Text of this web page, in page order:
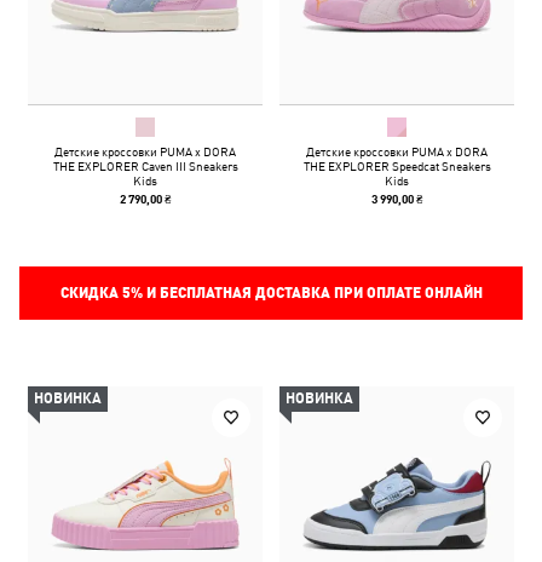
Детские кроссовки PUMA x DORA
THE EXPLORER Caven III Sneakers
Kids
2 790,00 ₴
Детские кроссовки PUMA x DORA
THE EXPLORER Speedcat Sneakers
Kids
3 990,00 ₴
СКИДКА 5%И БЕСПЛАТНАЯ ДОСТАВКА ПРИ ОПЛАТЕ ОНЛАЙН
НОВИНКА НОВИНКА